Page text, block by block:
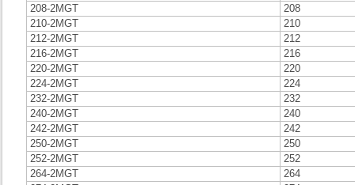
208-2MGT
208
210-2MGT
210
212-2MGT
212
216-2MGT
216
220-2MGT
220
224-2MGT
224
232-2MGT
232
240-2MGT
240
242-2MGT
242
250-2MGT
250
252-2MGT
252
264-2MGT
264